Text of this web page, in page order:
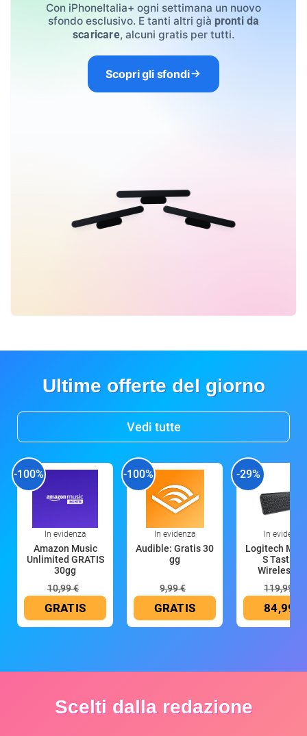
Con iPhoneItalia+ ogni settimana un nuovo
sfondo esclusivo. E tanti altri già pronti da
scaricare, alcuni gratis per tutti.
Scopri gli sfondi
Ultime offerte del giorno
Vedi tutte
-100%
In evidenza
Amazon Music
Unlimited GRATIS
30gg
10,99 €
GRATIS
-100%
In evidenza
Audible: Gratis 30
gg
9,99 €
GRATIS
-29%
In evidenza
Logitech MX
S Tastiera
Wireless
119,99 €
84,99 €
Scelti dalla redazione